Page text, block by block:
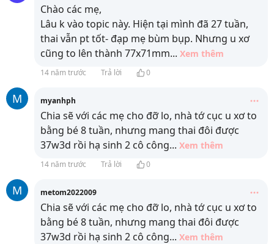
Chào các mẹ,
Lâu k vào topic này. Hiện tại mình đã 27 tuần,
thai vẫn pt tốt- đạp mẹ bùm bụp. Nhưng u xơ
cũng to lên thành 77x71mm... Xem thêm
14 năm trước Trả lời 0
M myanhph
Chia sẽ với các mẹ cho đỡ lo, nhà tớ cục u xơ to
bằng bé 8 tuần, nhưng mang thai đôi được
37w3d rồi hạ sinh 2 cô công... Xem thêm
14 năm trước Trả lời 0
M metom2022009
Chia sẽ với các mẹ cho đỡ lo, nhà tớ cục u xơ to
bằng bé 8 tuần, nhưng mang thai đôi được
37w3d rồi hạ sinh 2 cô công... Xem thêm